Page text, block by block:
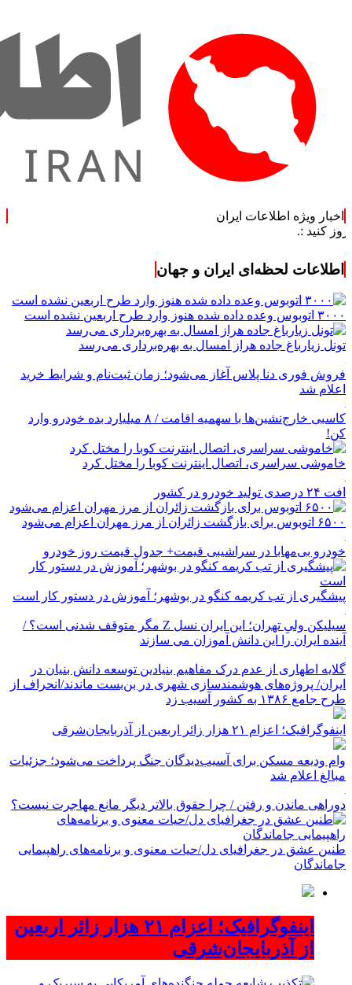
اخبار ویژه اطلاعات ایران
اطلاعات لحظه‌ای ایران و جهان
۳۰۰۰ اتوبوس وعده داده شده هنوز وارد طرح اربعین نشده است
تونل زیارباغ جاده هراز امسال به بهره‌برداری می‌رسد
فروش فوری دنا پلاس آغاز می‌شود؛ زمان ثبت‌نام و شرایط خرید
اعلام شد
کاسبی خارج‌نشین‌ها با سهمیه اقامت / ۸ میلیارد بده خودرو وارد
کن!
خاموشی سراسری، اتصال اینترنت کوبا را مختل کرد
افت ۲۴ درصدی تولید خودرو در کشور
۶۵۰۰ اتوبوس برای بازگشت زائران از مرز مهران اعزام می‌شود
خودرو بی‌مهابا در سراشیبی قیمت+ جدول قیمت روز خودرو
پیشگیری از تب کریمه کنگو در بوشهر؛ آموزش در دستور کار است
سیلیکن ولیِ تهران؛ این ایران نسل Z مگر متوقف شدنی است؟ /
آینده ایران را این دانش آموزان می سازند
گلایه اطهاری از عدم درک مفاهیم بنیادین توسعه دانش بنیان در
ایران/ پروژه‌های هوشمندسازی شهری در بن‌بست ماندند/انحراف از
طرح جامع ۱۳۸۶ به کشور آسیب زد
اینفوگرافیک؛ اعزام ۲۱ هزار زائر اربعین از آذربایجان‌شرقی
وام ودیعه مسکن برای آسیب‌دیدگان جنگ پرداخت می‌شود؛ جزئیات
مبالغ اعلام شد
دوراهی ماندن و رفتن / چرا حقوق بالاتر دیگر مانع مهاجرت نیست؟
طنین عشق در جغرافیای دل/حیات معنوی و برنامه‌های راهپیمایی
جاماندگان
اینفوگرافیک؛ اعزام ۲۱ هزار زائر اربعین
از آذربایجان‌شرقی